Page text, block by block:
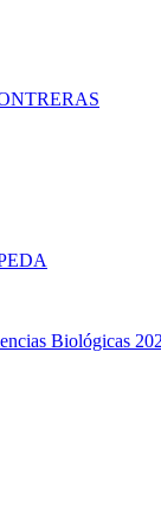
Biológicas